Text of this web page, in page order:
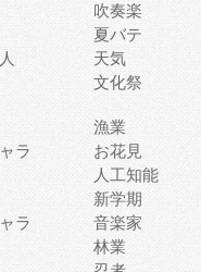
吹奏楽
夏バテ
天気
文化祭
漁業
ラ
お花見
人工知能
新学期
ラ
音楽家
林業